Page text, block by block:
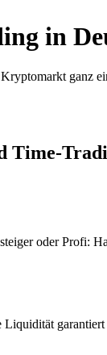
in
ganz
Time-
oder Profi: